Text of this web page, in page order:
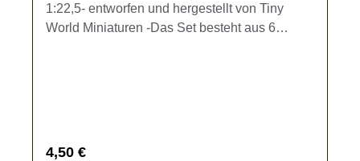
1:22,5- entworfen und hergestellt von Tiny
World Miniaturen -Das Set besteht aus 6
Regulärer Preis:
4,50 €